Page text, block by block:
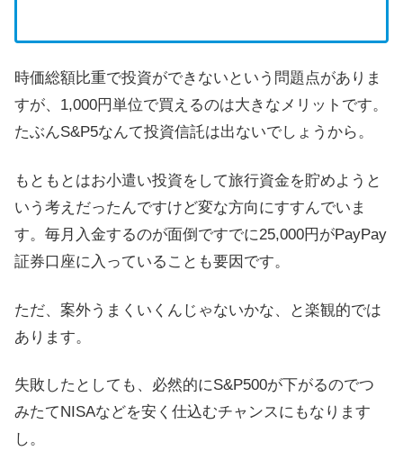
時価総額比重で投資ができないという問題点がありま
すが、1,000円単位で買えるのは大きなメリットです。
たぶんS&P5なんて投資信託は出ないでしょうから。
もともとはお小遣い投資をして旅行資金を貯めようと
いう考えだったんですけど変な方向にすすんでいま
す。毎月入金するのが面倒ですでに25,000円がPayPay
証券口座に入っていることも要因です。
ただ、案外うまくいくんじゃないかな、と楽観的では
あります。
失敗したとしても、必然的にS&P500が下がるのでつ
みたてNISAなどを安く仕込むチャンスにもなります
し。